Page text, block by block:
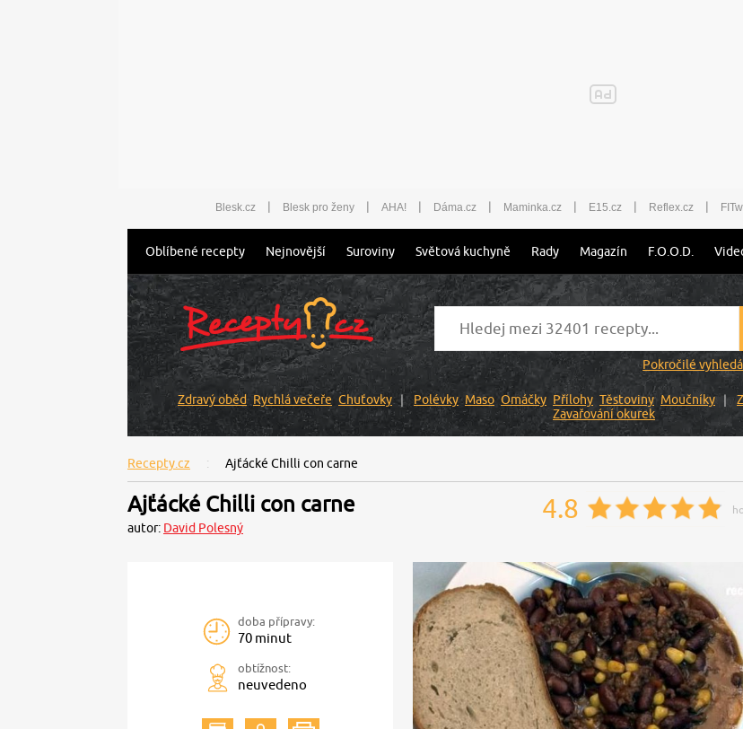
Blesk.cz | Blesk pro ženy | AHA! | Dáma.cz | Maminka.cz | E15.cz | Reflex.cz |
Oblíbené recepty Nejnovější Suroviny Světová kuchyně Rady Magazín F.O.O.D.
Pokročilé
Zdravý oběd Rychlá večeře Chuťovky Polévky Maso Omáčky Přílohy Těstoviny Moučníky
Zavařování okurek
Recepty.cz Ajťácké Chilli con carne
Ajťácké Chilli con carne
autor: David Polesný
4.8
doba přípravy:
70 minut
obtížnost:
neuvedeno